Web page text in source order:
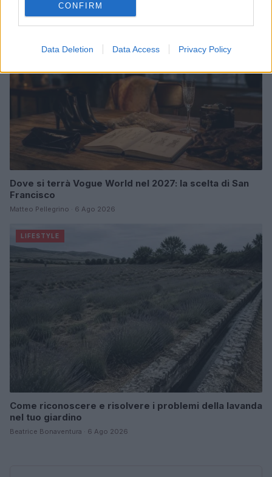
CONFIRM
Data Deletion Data Access Privacy Policy
LIFESTYLE
Dove si terrà Vogue World nel 2027: la scelta di San
Francisco
Matteo Pellegrino · 6 Ago 2026
LIFESTYLE
Come riconoscere e risolvere i problemi della lavanda
nel tuo giardino
Beatrice Bonaventura · 6 Ago 2026